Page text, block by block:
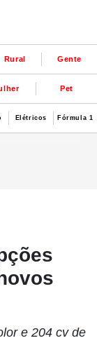
Rural Gente
Pet
Elétricos Fórmula 1
e 204 cv de